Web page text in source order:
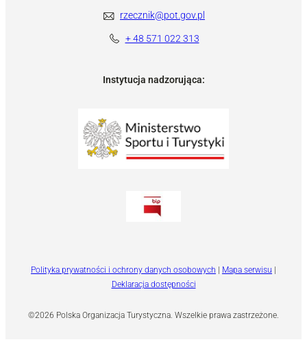
rzecznik@pot.gov.pl
+ 48 571 022 313
Instytucja nadzorująca:
©2026 Polska Organizacja Turystyczna. Wszelkie prawa zastrzeżone.
Polityka prywatności i ochrony danych osobowych | Mapa serwisu |
Deklaracja dostępności